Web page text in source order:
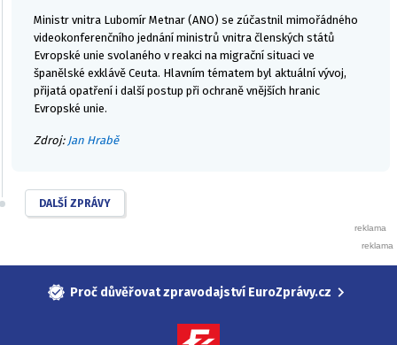
Ministr vnitra Lubomír Metnar (ANO) se zúčastnil mimořádného
videokonferenčního jednání ministrů vnitra členských států
Evropské unie svolaného v reakci na migrační situaci ve
španělské exklávě Ceuta. Hlavním tématem byl aktuální vývoj,
přijatá opatření i další postup při ochraně vnějších hranic
Evropské unie.
Zdroj: Jan Hrabě
DALŠÍ ZPRÁVY
Proč důvěřovat zpravodajství EuroZprávy.cz